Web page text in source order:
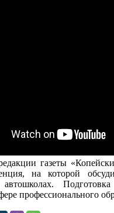
газеты
на которой
профессионального